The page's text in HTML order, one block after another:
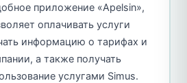
приложение «Apelsin»,
оплачивать услуги
информацию о тарифах и
а также получать
услугами Simus.